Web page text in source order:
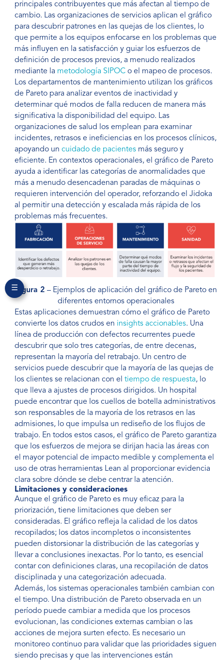
☰
principales contribuyentes que más afectan al tiempo de
cambio. Las organizaciones de servicios aplican el gráfico
para descubrir patrones en las quejas de los clientes, lo
que permite a los equipos enfocarse en los problemas que
más influyen en la satisfacción y guiar los esfuerzos de
definición de procesos previos, a menudo realizados
mediante la metodología SIPOC o el mapeo de procesos.
Los departamentos de mantenimiento utilizan los gráficos
de Pareto para analizar eventos de inactividad y
determinar qué modos de falla reducen de manera más
significativa la disponibilidad del equipo. Las
organizaciones de salud los emplean para examinar
incidentes, retrasos e ineficiencias en los procesos clínicos,
apoyando un cuidado de pacientes más seguro y
eficiente. En contextos operacionales, el gráfico de Pareto
ayuda a identificar las categorías de anormalidades que
más a menudo desencadenan paradas de máquinas o
requieren intervención del operador, reforzando el Jidoka
al permitir una detección y escalada más rápida de los
problemas más frecuentes.
Figura 2 – Ejemplos de aplicación del gráfico de Pareto en
diferentes entornos operacionales
Estas aplicaciones demuestran cómo el gráfico de Pareto
convierte los datos crudos en insights accionables. Una
línea de producción con defectos recurrentes puede
descubrir que solo tres categorías, de entre decenas,
representan la mayoría del retrabajo. Un centro de
servicios puede descubrir que la mayoría de las quejas de
los clientes se relacionan con el tiempo de respuesta, lo
que lleva a ajustes de procesos dirigidos. Un hospital
puede encontrar que los cuellos de botella administrativos
son responsables de la mayoría de los retrasos en las
admisiones, lo que impulsa un rediseño de los flujos de
trabajo. En todos estos casos, el gráfico de Pareto garantiza
que los esfuerzos de mejora se dirijan hacia las áreas con
el mayor potencial de impacto medible y complementa el
uso de otras herramientas Lean al proporcionar evidencia
clara sobre dónde se debe centrar la atención.
Limitaciones y consideraciones
Aunque el gráfico de Pareto es muy eficaz para la
priorización, tiene limitaciones que deben ser
consideradas. El gráfico refleja la calidad de los datos
recopilados; los datos incompletos o inconsistentes
pueden distorsionar la distribución de las categorías y
llevar a conclusiones inexactas. Por lo tanto, es esencial
contar con definiciones claras, una recopilación de datos
disciplinada y una categorización adecuada.
Además, los sistemas operacionales también cambian con
el tiempo. Una distribución de Pareto observada en un
período puede cambiar a medida que los procesos
evolucionan, las condiciones externas cambian o las
acciones de mejora surten efecto. Es necesario un
monitoreo continuo para validar que las prioridades siguen
siendo precisas y que las intervenciones están